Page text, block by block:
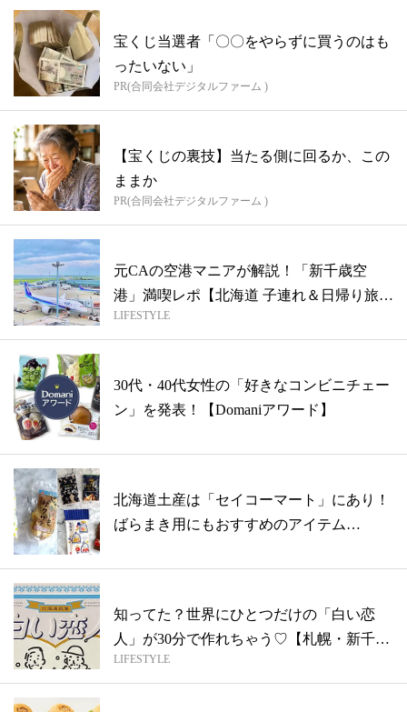
宝くじ当選者「〇〇をやらずに買うのはも
ったいない」
PR(合同会社デジタルファーム )
【宝くじの裏技】当たる側に回るか、この
ままか
PR(合同会社デジタルファーム )
元CAの空港マニアが解説！「新千歳空
港」満喫レポ【北海道 子連れ＆日帰り旅
行】
LIFESTYLE
30代・40代女性の「好きなコンビニチェー
ン」を発表！【Domaniアワード】
北海道土産は「セイコーマート」にあり！
ばらまき用にもおすすめのアイテム
知ってた？世界にひとつだけの「白い恋
人」が30分で作れちゃう♡【札幌・新千歳
空港...
LIFESTYLE